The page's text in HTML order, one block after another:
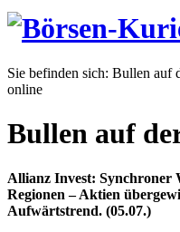
Sie befinden sich: Bullen auf
online
Bullen auf
Allianz Invest: Synchroner
Regionen – Aktien
Aufwärtstrend. (05.07.)